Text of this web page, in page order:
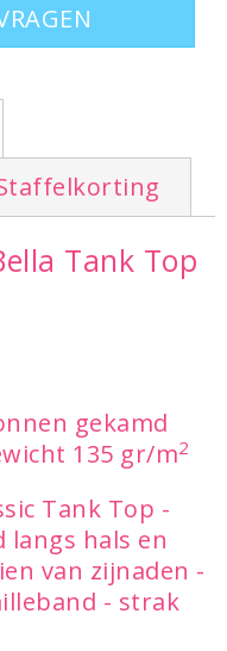
Tank Top
gekamd
135 gr/m2
Tank Top -
hals en
van zijnaden -
- strak